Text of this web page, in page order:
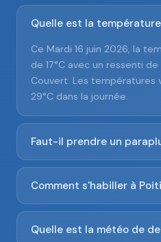
Quelle est la
Ce Mardi 16 juin 2026, la
de 17°C avec un ressenti
Couvert. Les températures
29°C dans la journée.
Faut-il prendre un
Comment s'habiller à
Quelle est la météo de